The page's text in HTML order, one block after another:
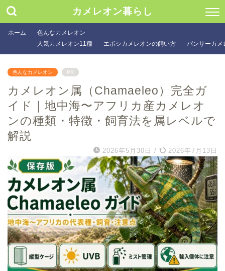
カメレオン暮らし
ホーム
色んなカメレオン
人気カメレオン11種
エボシカメレオンの飼い方 パンサーカメ
色んなカメレオン PR
カメレオン属（Chamaeleo）完全ガ
イド｜地中海〜アフリカ産カメレオ
ンの種類・特徴・飼育法を属レベルで
解説
2026年5月30日 / 2026年7月13日